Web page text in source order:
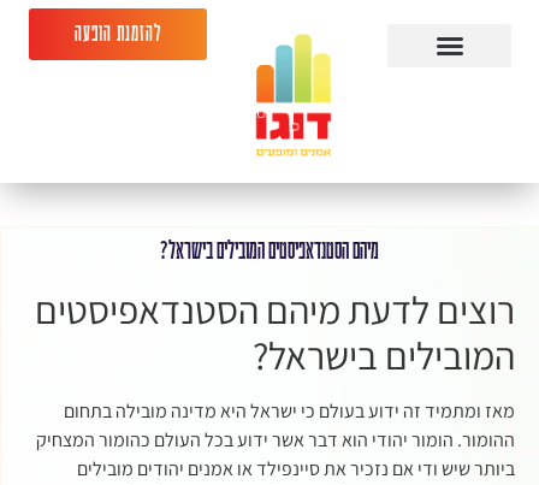
להזמנת הופעה
מיהם הסטנדאפיסטים המובילים בישראל?
רוצים לדעת מיהם הסטנדאפיסטים
המובילים בישראל?
מאז ומתמיד זה ידוע בעולם כי ישראל היא מדינה מובילה בתחום
ההומור. הומור יהודי הוא דבר אשר ידוע בכל העולם כהומור המצחיק
ביותר שיש ודי אם נזכיר את סיינפילד או אמנים יהודים מובילים